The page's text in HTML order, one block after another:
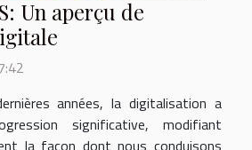
Un aperçu de
années, la digitalisation a
significative, modifiant